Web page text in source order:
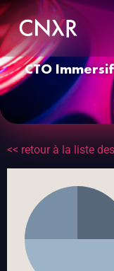
CTO
<< retour à la liste